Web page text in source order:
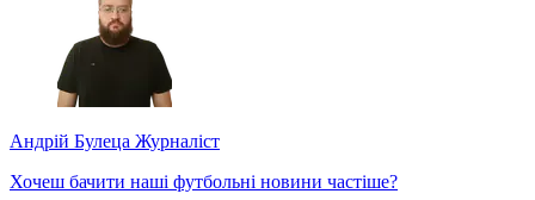
Андрій Булеца Журналіст
Хочеш бачити наші футбольні новини частіше?